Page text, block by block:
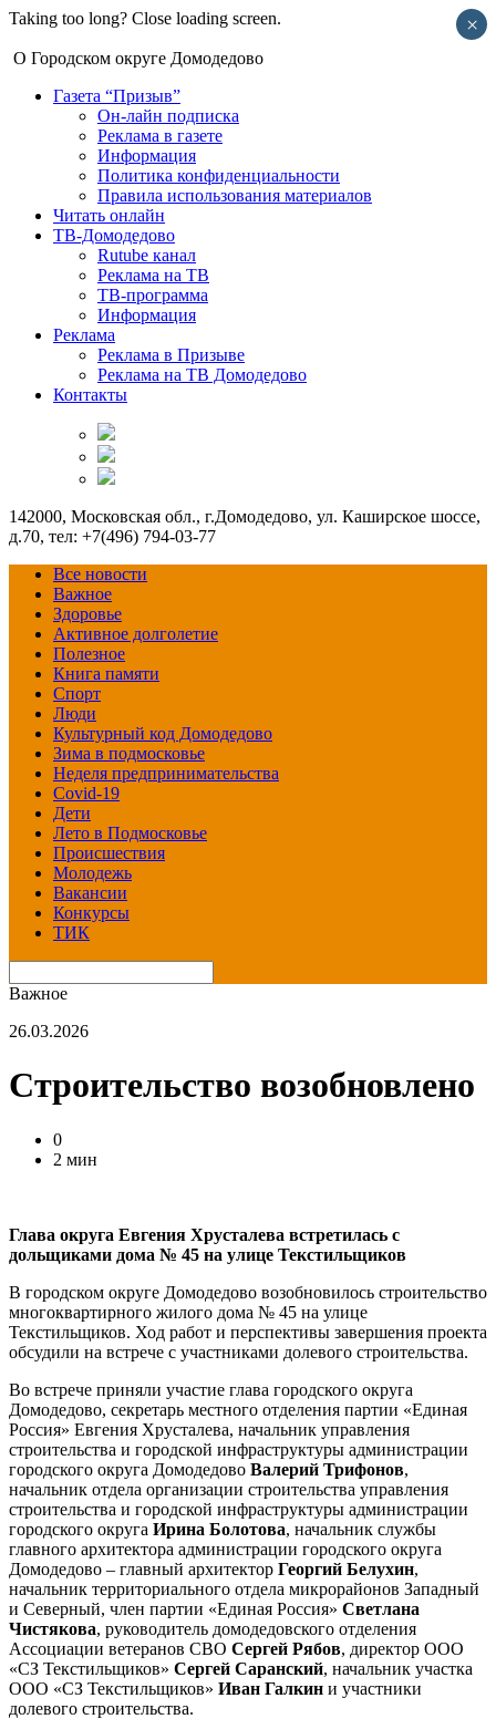
Taking too long? Close loading screen.
О Городском округе Домодедово
Газета “Призыв”
Он-лайн подписка
Реклама в газете
Информация
Политика конфиденциальности
Правила использования материалов
Читать онлайн
ТВ-Домодедово
Rutube канал
Реклама на ТВ
ТВ-программа
Информация
Реклама
Реклама в Призыве
Реклама на ТВ Домодедово
Контакты
142000, Московская обл., г.Домодедово, ул. Каширское шоссе,
д.70, тел: +7(496) 794-03-77
Все новости
Важное
Здоровье
Активное долголетие
Полезное
Книга памяти
Спорт
Люди
Культурный код Домодедово
Зима в подмосковье
Неделя предпринимательства
Covid-19
Дети
Лето в Подмосковье
Происшествия
Молодежь
Вакансии
Конкурсы
ТИК
Важное
26.03.2026
Строительство возобновлено
0
2 мин
Глава округа Евгения Хрусталева встретилась с
дольщиками дома № 45 на улице Текстильщиков
В городском округе Домодедово возобновилось строительство
многоквартирного жилого дома № 45 на улице
Текстильщиков. Ход работ и перспективы завершения проекта
обсудили на встрече с участниками долевого строительства.
Во встрече приняли участие глава городского округа
Домодедово, секретарь местного отделения партии «Единая
Россия» Евгения Хрусталева, начальник управления
строительства и городской инфраструктуры администрации
городского округа Домодедово Валерий Трифонов,
начальник отдела организации строительства управления
строительства и городской инфраструктуры администрации
городского округа Ирина Болотова, начальник службы
главного архитектора администрации городского округа
Домодедово – главный архитектор Георгий Белухин,
начальник территориального отдела микрорайонов Западный
и Северный, член партии «Единая Россия» Светлана
Чистякова, руководитель домодедовского отделения
Ассоциации ветеранов СВО Сергей Рябов, директор ООО
«СЗ Текстильщиков» Сергей Саранский, начальник участка
ООО «СЗ Текстильщиков» Иван Галкин и участники
долевого строительства.
×